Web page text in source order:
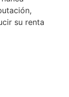
su renta